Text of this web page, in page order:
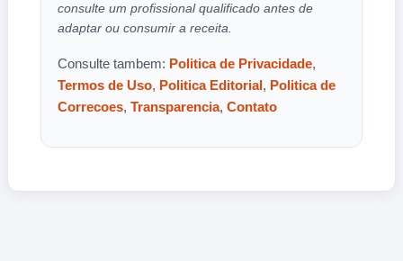
consulte um profissional qualificado antes de
adaptar ou consumir a receita.
Consulte tambem: Politica de Privacidade,
Termos de Uso, Politica Editorial, Politica de
Correcoes, Transparencia, Contato